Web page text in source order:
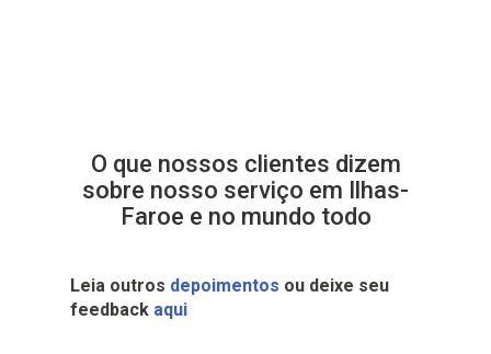
O que nossos clientes dizem
sobre nosso serviço em Ilhas-
Faroe e no mundo todo
Leia outros depoimentos ou deixe seu
feedback aqui